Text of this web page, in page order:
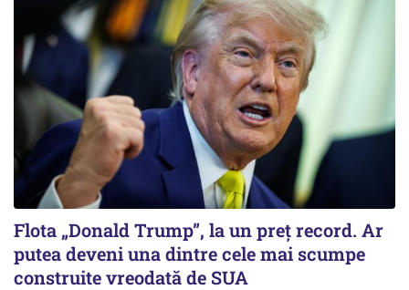
Flota „Donald Trump”, la un preț record. Ar
putea deveni una dintre cele mai scumpe
construite vreodată de SUA